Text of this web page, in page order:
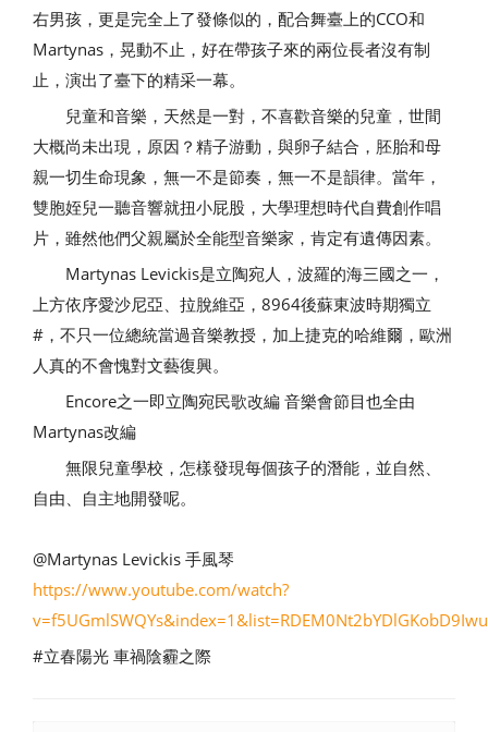
右男孩，更是完全上了發條似的，配合舞臺上的CCO和
Martynas，晃動不止，好在帶孩子來的兩位長者沒有制
止，演出了臺下的精采一幕。
兒童和音樂，天然是一對，不喜歡音樂的兒童，世間
大概尚未出現，原因？精子游動，與卵子結合，胚胎和母
親一切生命現象，無一不是節奏，無一不是韻律。當年，
雙胞姪兒一聽音響就扭小屁股，大學理想時代自費創作唱
片，雖然他們父親屬於全能型音樂家，肯定有遺傳因素。
Martynas Levickis是立陶宛人，波羅的海三國之一，
上方依序愛沙尼亞、拉脫維亞，8964後蘇東波時期獨立
#，不只一位總統當過音樂教授，加上捷克的哈維爾，歐洲
人真的不會愧對文藝復興。
Encore之一即立陶宛民歌改編 音樂會節目也全由
Martynas改編
無限兒童學校，怎樣發現每個孩子的潛能，並自然、
自由、自主地開發呢。
@Martynas Levickis 手風琴
https://www.youtube.com/watch?
#立春陽光 車禍陰霾之際